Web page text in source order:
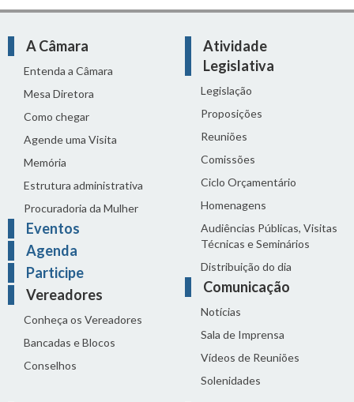
A Câmara
Entenda a Câmara
Mesa Diretora
Como chegar
Agende uma Visita
Memória
Estrutura administrativa
Procuradoria da Mulher
Eventos
Agenda
Participe
Vereadores
Conheça os Vereadores
Bancadas e Blocos
Conselhos
Atividade
Legislativa
Legislação
Proposições
Reuniões
Comissões
Ciclo Orçamentário
Homenagens
Audiências Públicas, Visitas
Técnicas e Seminários
Distribuição do dia
Comunicação
Notícias
Sala de Imprensa
Vídeos de Reuniões
Solenidades